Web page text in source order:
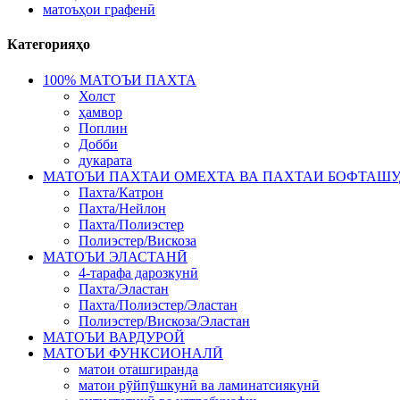
матоъҳои графенӣ
Категорияҳо
100% МАТОЪИ ПАХТА
Холст
ҳамвор
Поплин
Добби
дукарата
МАТОЪИ ПАХТАИ ОМЕХТА ВА ПАХТАИ
Пахта/Катрон
Пахта/Нейлон
Пахта/Полиэстер
Полиэстер/Вискоза
МАТОЪИ ЭЛАСТАНӢ
4-тарафа дарозкунӣ
Пахта/Эластан
Пахта/Полиэстер/Эластан
Полиэстер/Вискоза/Эластан
МАТОЪИ ВАРДУРОЙ
МАТОЪИ ФУНКСИОНАЛӢ
матои оташгиранда
матои рӯйпӯшкунӣ ва ламинатсиякунӣ